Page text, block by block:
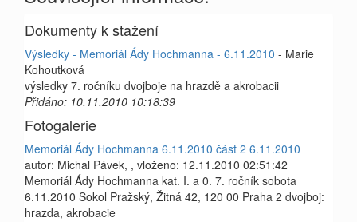
Dokumenty k stažení
Výsledky - Memoriál Ády Hochmanna - 6.11.2010 - Marie
Kohoutková
výsledky 7. ročníku dvojboje na hrazdě a akrobacii
Přidáno: 10.11.2010 10:18:39
Fotogalerie
Memoriál Ády Hochmanna 6.11.2010 část 2 6.11.2010
autor: Michal Pávek, , vloženo: 12.11.2010 02:51:42
Memoriál Ády Hochmanna kat. I. a 0. 7. ročník sobota
6.11.2010 Sokol Pražský, Žitná 42, 120 00 Praha 2 dvojboj:
hrazda, akrobacie